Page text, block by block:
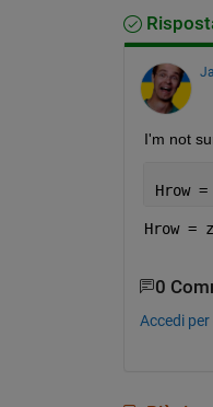
I'm not
Hrow
Hrow
0
Accedi